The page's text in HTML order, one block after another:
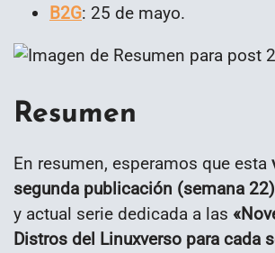
B2G: 25 de mayo.
Resumen
En resumen, esperamos que esta
segunda publicación (semana 22)
y actual serie dedicada a las «
Distros del Linuxverso para cada